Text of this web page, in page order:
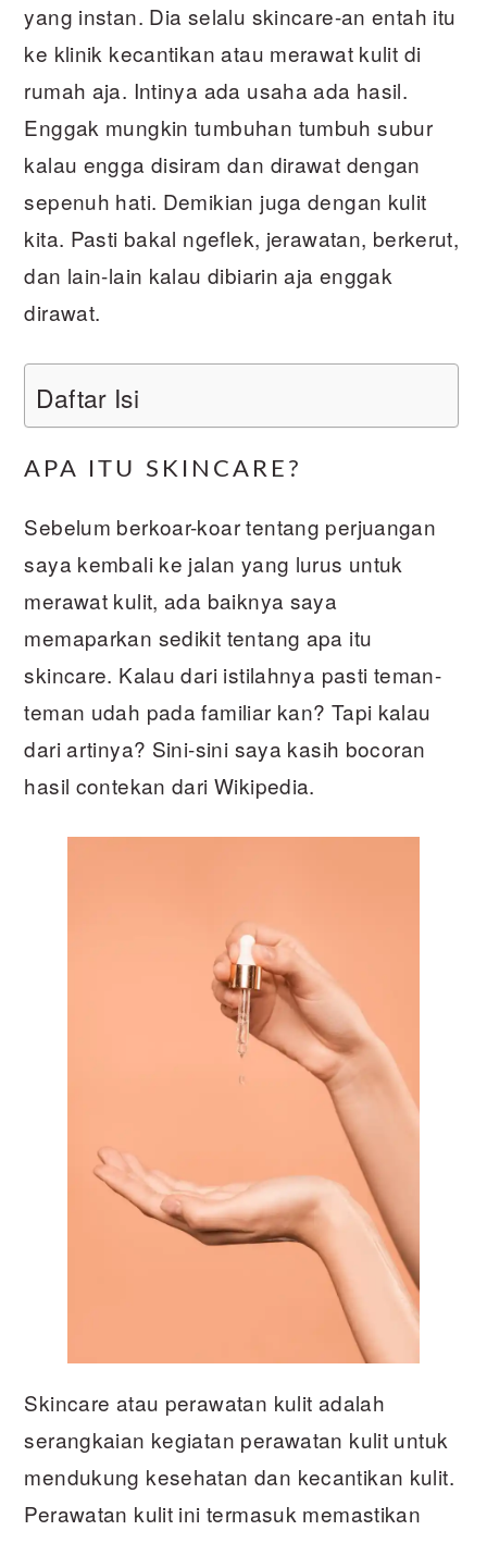
yang instan. Dia selalu skincare-an entah itu
ke klinik kecantikan atau merawat kulit di
rumah aja. Intinya ada usaha ada hasil.
Enggak mungkin tumbuhan tumbuh subur
kalau engga disiram dan dirawat dengan
sepenuh hati. Demikian juga dengan kulit
kita. Pasti bakal ngeflek, jerawatan, berkerut,
dan lain-lain kalau dibiarin aja enggak
dirawat.
Daftar Isi
APA ITU SKINCARE?
Sebelum berkoar-koar tentang perjuangan
saya kembali ke jalan yang lurus untuk
merawat kulit, ada baiknya saya
memaparkan sedikit tentang apa itu
skincare. Kalau dari istilahnya pasti teman-
teman udah pada familiar kan? Tapi kalau
dari artinya? Sini-sini saya kasih bocoran
hasil contekan dari Wikipedia.
Skincare atau perawatan kulit adalah
serangkaian kegiatan perawatan kulit untuk
mendukung kesehatan dan kecantikan kulit.
Perawatan kulit ini termasuk memastikan